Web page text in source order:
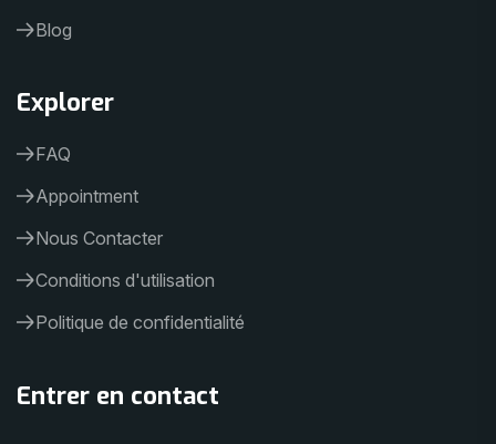
Blog
Explorer
FAQ
Appointment
Nous Contacter
Conditions d'utilisation
Politique de confidentialité
Entrer en contact